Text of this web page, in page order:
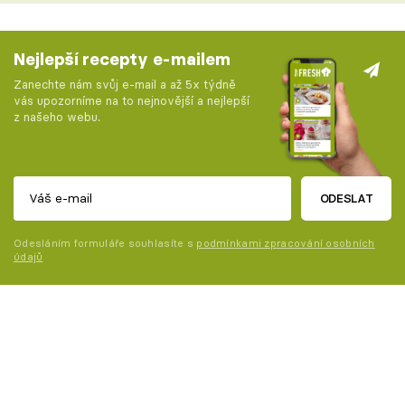
Nejlepší recepty e-mailem
Zanechte nám svůj e-mail a až 5x týdně
vás upozorníme na to nejnovější a nejlepší
z našeho webu.
ODESLAT
Odesláním formuláře souhlasíte s podmínkami zpracování osobních
údajů